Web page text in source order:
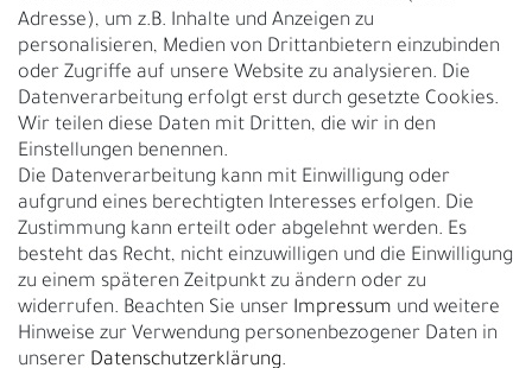
UNTERNEHMEN
Nachhaltigkeit
Kontakt
Über uns
Rückgabe
Gürtelgröße messen
Garantie
GESCHÄFTSKUNDEN & HÄNDLER
B2B Geschäftskunden
Adresse), um z.B. Inhalte und Anzeigen zu
personalisieren, Medien von Drittanbietern einzubinden
oder Zugriffe auf unsere Website zu analysieren. Die
Datenverarbeitung erfolgt erst durch gesetzte Cookies.
Wir teilen diese Daten mit Dritten, die wir in den
Einstellungen benennen.
Die Datenverarbeitung kann mit Einwilligung oder
aufgrund eines berechtigten Interesses erfolgen. Die
Zustimmung kann erteilt oder abgelehnt werden. Es
besteht das Recht, nicht einzuwilligen und die Einwilligung
zu einem späteren Zeitpunkt zu ändern oder zu
widerrufen. Beachten Sie unser Impressum und weitere
Hinweise zur Verwendung personenbezogener Daten in
unserer Daten­schutz­erklärung.